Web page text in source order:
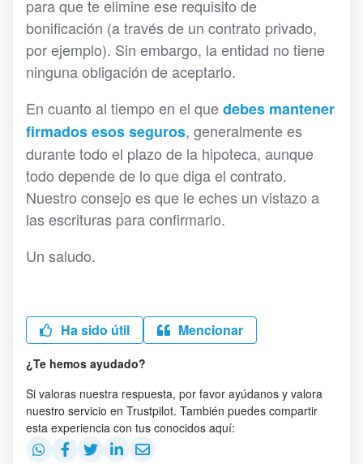
para que te elimine ese requisito de
bonificación (a través de un contrato privado,
por ejemplo). Sin embargo, la entidad no tiene
ninguna obligación de aceptarlo.
En cuanto al tiempo en el quedebes mantener
firmados esos seguros, generalmente es
durante todo el plazo de la hipoteca, aunque
todo depende de lo que diga el contrato.
Nuestro consejo es que le eches un vistazo a
las escrituras para confirmarlo.
Un saludo.
Ha sido útil Mencionar
¿Te hemos ayudado?
Si valoras nuestra respuesta, por favor ayúdanos y valora
nuestro servicio en Trustpilot. También puedes compartir
esta experiencia con tus conocidos aquí: